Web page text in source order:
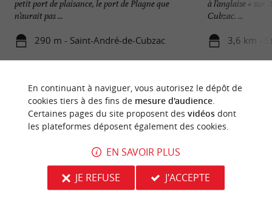
petit port de plaisance, le port de Plagne que
n’aurait pas ...
290 m - Saint-André-de-Cubzac
à l’anglaise » sur
Cubzac. ...
3,6 km -
En continuant à naviguer, vous autorisez le dépôt de
cookies tiers à des fins de mesure d'audience.
Certaines pages du site proposent des vidéosdont
les plateformes déposent également des cookies.
EN SAVOIR PLUS
JE REFUSE
J'ACCEPTE